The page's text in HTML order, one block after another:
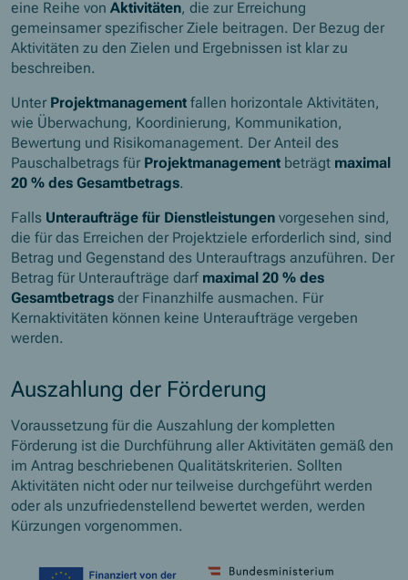
eine Reihe vonAktivitäten, die zur Erreichung
gemeinsamer spezifischer Ziele beitragen. Der Bezug der
Aktivitäten zu den Zielen und Ergebnissen ist klar zu
beschreiben.
Unter Projektmanagementfallen horizontale Aktivitäten,
wie Überwachung, Koordinierung, Kommunikation,
Bewertung und Risikomanagement. Der Anteil des
Pauschalbetrags für Projektmanagement beträgt maximal
20 % des Gesamtbetrags.
Falls Unteraufträge für Dienstleistungen vorgesehen sind,
die für das Erreichen der Projektziele erforderlich sind, sind
Betrag und Gegenstand des Unterauftrags anzuführen. Der
Betrag für Unteraufträge darf maximal 20 % des
Gesamtbetrags der Finanzhilfe ausmachen. Für
Kernaktivitäten können keine Unteraufträge vergeben
werden.
Auszahlung der Förderung
Voraussetzung für die Auszahlung der kompletten
Förderung ist die Durchführung aller Aktivitäten gemäß den
im Antrag beschriebenen Qualitätskriterien. Sollten
Aktivitäten nicht oder nur teilweise durchgeführt werden
oder als unzufriedenstellend bewertet werden, werden
Kürzungen vorgenommen.